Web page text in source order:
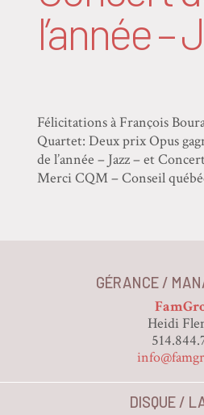
l’année –
Félicitations à François
Quartet: Deux prix Opus
de l’année – Jazz – et
Merci CQM – Conseil
GÉRANCE /
Heidi
DISQUE /